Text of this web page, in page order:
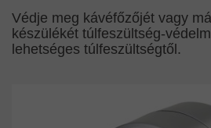
Védje meg kávéfőzőjét vagy
készülékét túlfeszültség-
lehetséges túlfeszültségtől.